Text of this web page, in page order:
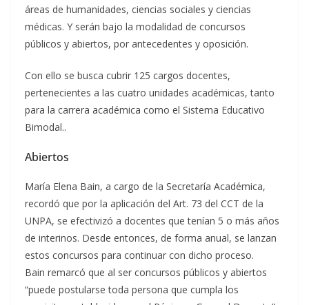
áreas de humanidades, ciencias sociales y ciencias
médicas. Y serán bajo la modalidad de concursos
públicos y abiertos, por antecedentes y oposición.
Con ello se busca cubrir 125 cargos docentes,
pertenecientes a las cuatro unidades académicas, tanto
para la carrera académica como el Sistema Educativo
Bimodal..
Abiertos
María Elena Bain, a cargo de la Secretaría Académica,
recordó que por la aplicación del Art. 73 del CCT de la
UNPA, se efectivizó a docentes que tenían 5 o más años
de interinos. Desde entonces, de forma anual, se lanzan
estos concursos para continuar con dicho proceso.
Bain remarcó que al ser concursos públicos y abiertos
“puede postularse toda persona que cumpla los